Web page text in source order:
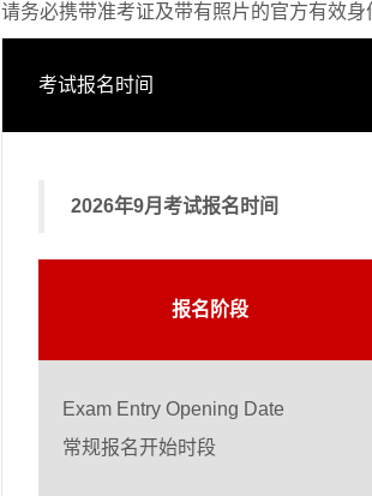
请务必携带准考证及带有照片的官方有效
考试报名时间
2026年9月考试报名时间
报名阶段
Exam Entry Opening Date
常规报名开始时段